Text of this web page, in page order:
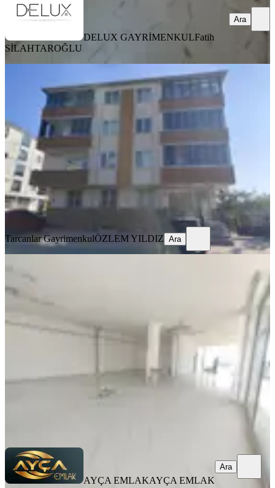
DELUX GAYRİMENKULFatih
SİLAHTAROĞLU
Ara
Tarcanlardan Tekirdağ Kapaklıda
140 Metre Kare Satılık Dükkan
Tekirdağ, Kapaklı
1 Oda
Düz Giriş (Zemin)·
1.700.000 ₺
Tarcanlar Gayrimenkul ÖZLEM YILDIZ
Tarcanlar GayrimenkulÖZLEM YILDIZ Ara
1 Oda· Düz Giriş (Zemin) 28.07.2026
AYÇA EMLAKAYÇA EMLAK
Ara